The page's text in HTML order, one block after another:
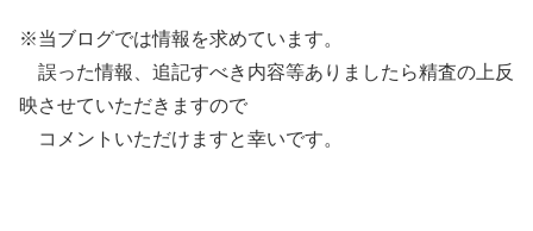
※当ブログでは情報を求めています。
誤った情報、追記すべき内容等ありましたら精査の上反
映させていただきますので
コメントいただけますと幸いです。